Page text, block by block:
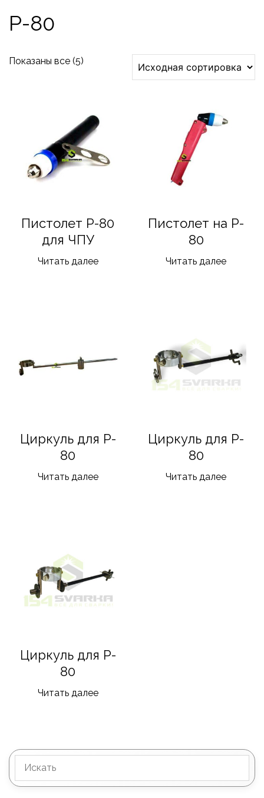
Р-80
Показаны все (5)
Пистолет P-80
для ЧПУ
Читать далее
Пистолет на P-
80
Читать далее
Циркуль для P-
80
Читать далее
Циркуль для P-
80
Читать далее
Циркуль для P-
80
Читать далее